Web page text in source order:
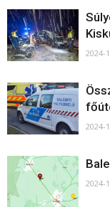
2024-
2024-
2024-